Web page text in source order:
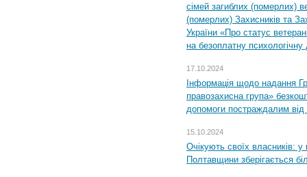
сімей загиблих (померлих)
(померлих) Захисників та
України «Про статус
на безоплатну психологічну
17.10.2024
Інформація щодо надання
правозахисна група»
допомоги постраждалим від
15.10.2024
Очікують своїх власників: у
Полтавщини зберігається